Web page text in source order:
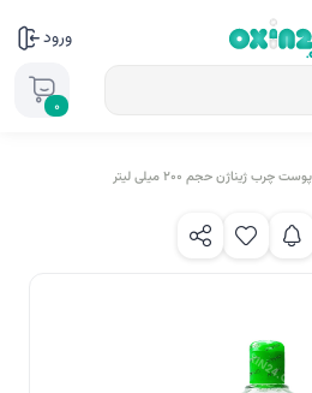
ورود
0
ژیناژن حجم 200 میلی لیتر